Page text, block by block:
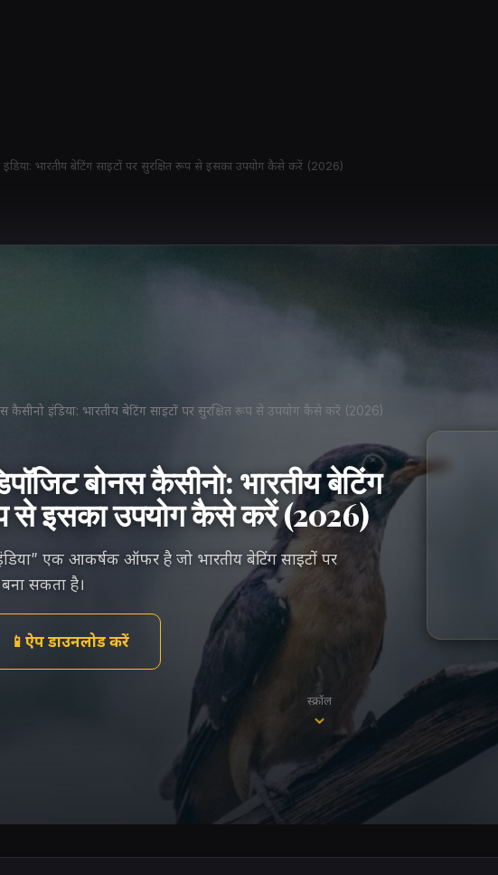
भारतीय बेटिंग साइटों पर सुरक्षित रूप से इसका उपयोग कैसे करें (2026)
कैसीनो इंडिया: भारतीय बेटिंग साइटों पर सुरक्षित रूप से उपयोग कैसे करें (2026)
बोनस कैसीनो: भारतीय बेटिंग
से इसका उपयोग कैसे करें (2026)
एक आकर्षक ऑफर है जो भारतीय बेटिंग साइटों पर
सकता है।
📱 ऐप डाउनलोड करें
स्क्रॉल